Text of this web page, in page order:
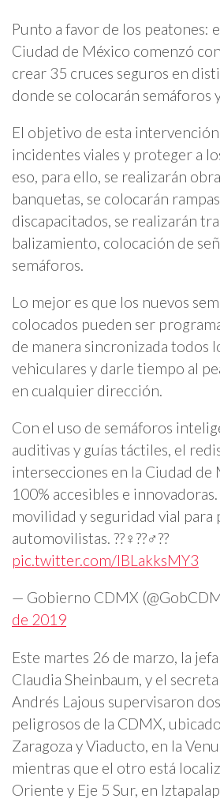
Punto a favor de los peatones:
Ciudad de México comenzó
crear 35 cruces seguros en
donde se colocarán semáforos
El objetivo de esta
incidentes viales y proteger a
eso, para ello, se realizarán
banquetas, se colocarán
discapacitados, se realizarán
balizamiento, colocación de
semáforos.
Lo mejor es que los nuevos
colocados pueden ser
de manera sincronizada todos
vehiculares y darle tiempo al
en cualquier dirección.
Con el uso de semáforos
auditivas y guías táctiles, el
intersecciones en la Ciudad de
100% accesibles e
movilidad y seguridad vial para
automovilistas. ??‍♀️??‍♂️??
pic.twitter.com/IBLakksMY3
— Gobierno CDMX
de 2019
Este martes 26 de marzo, la
Claudia Sheinbaum, y el
Andrés Lajous supervisaron
peligrosos de la CDMX,
Zaragoza y Viaducto, en la
mientras que el otro está
Oriente y Eje 5 Sur, en